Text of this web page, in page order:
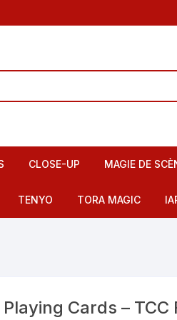
CLOSE-UP
Tours de carte
Mousses – Balles – Anneaux
MAGIE DE
Carte pour la
Tours pour
TENYO TORA MAGIC
Cards – TCC